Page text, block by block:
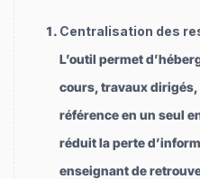
Centralisation des
L’outil permet
cours, travaux
référence en un seul
réduit la perte
enseignant de